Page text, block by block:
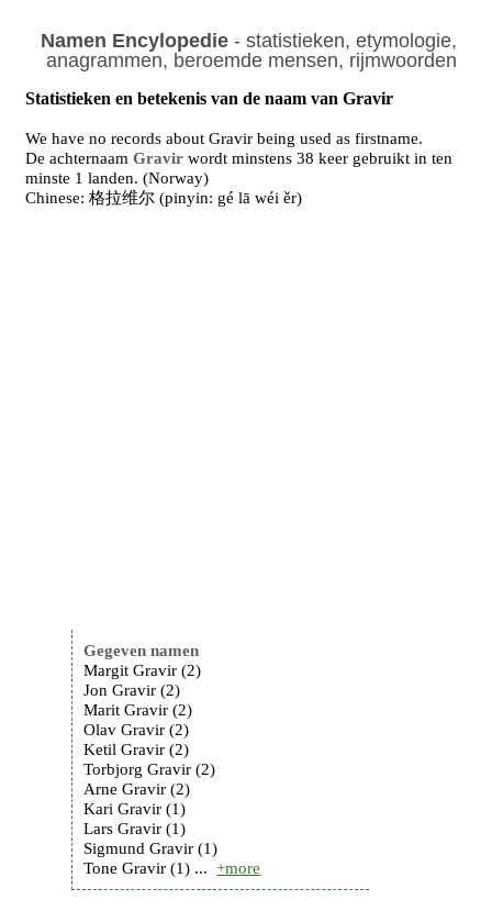
Namen Encylopedie- statistieken, etymologie,
anagrammen, beroemde mensen, rijmwoorden
Statistieken en betekenis van de naam van Gravir
We have no records about Gravir being used as firstname.
De achternaamGravir wordt minstens 38 keer gebruikt in ten
minste 1 landen. (Norway)
Chinese: 格拉维尔 (pinyin: gé lā wéi ěr)
Gegeven namen
Margit Gravir (2)
Jon Gravir (2)
Marit Gravir (2)
Olav Gravir (2)
Ketil Gravir (2)
Torbjorg Gravir (2)
Arne Gravir (2)
Kari Gravir (1)
Lars Gravir (1)
Sigmund Gravir (1)
Tone Gravir (1) ... +more